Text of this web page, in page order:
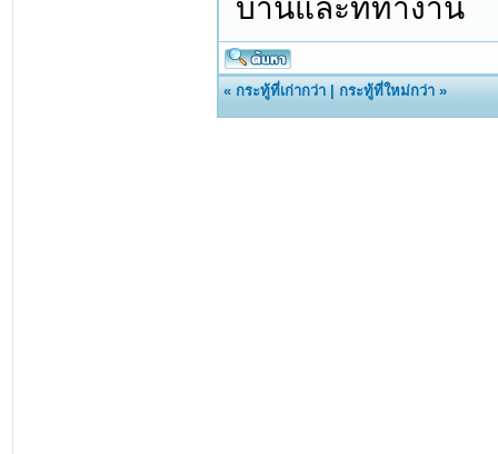
บ้านและที่ทำงาน
«กระทู้ที่เก่ากว่า |กระทู้ที่ใหม่กว่า »